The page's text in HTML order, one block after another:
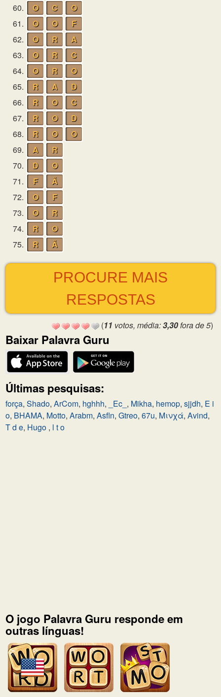
60.
O C
O
61.
O O
F
62.
O R
A
63.
O R
C
64.
O R
O
65.
R A
D
66.
R O
C
67.
R O
D
68.
R O
O
69.
A
R
70.
D
O
71.
F
Ã
72.
O
F
73.
O
R
74.
R
O
75.
R Ã
PROCURE MAIS
RESPOSTAS
(11 votos, média:3,30fora de 5)
Baixar Palavra Guru
Últimas pesquisas:
força, Shado, ArCom, hghhh, _Ec_ , Mikha, hemop, sjjdh, E i
o, BHAMA, Motto, Arabm, Asfln, Gtreo, 67u, Μινχά, Avind,
T d e, Hugo , l t o
O jogo Palavra Guru responde em
outras línguas!